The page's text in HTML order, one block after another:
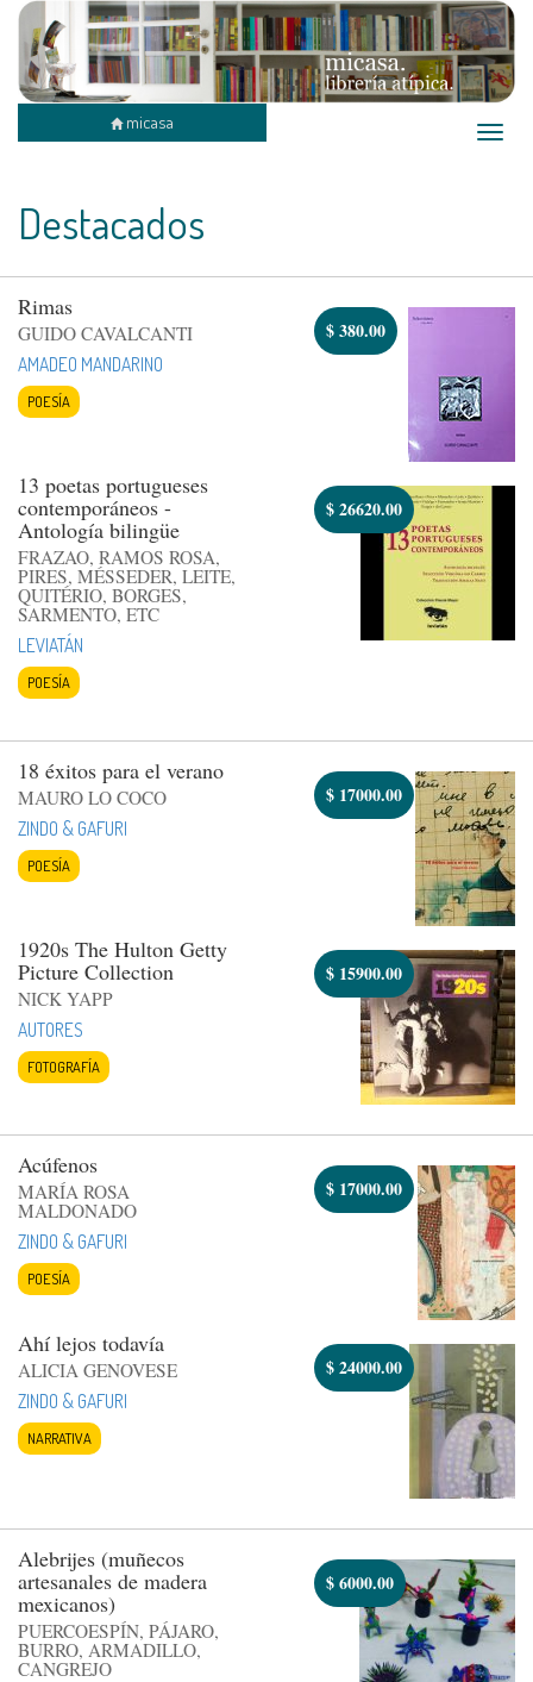
Toggle
micasa
Destacados
Rimas
GUIDO CAVALCANTI
AMADEO MANDARINO
POESÍA
$380.00
13 poetas portugueses
contemporáneos -
Antología bilingüe
FRAZAO, RAMOS ROSA,
PIRES, MÉSSEDER, LEITE,
QUITÉRIO, BORGES,
SARMENTO, ETC
LEVIATÁN
POESÍA
$26620.00
18 éxitos para el verano
MAURO LO COCO
ZINDO & GAFURI
POESÍA
$ 17000.00
1920s The Hulton Getty
Picture Collection
NICK YAPP
AUTORES
FOTOGRAFÍA
$ 15900.00
Acúfenos
MARÍA ROSA
MALDONADO
ZINDO & GAFURI
POESÍA
$ 17000.00
Ahí lejos todavía
ALICIA GENOVESE
ZINDO & GAFURI
NARRATIVA
$24000.00
Alebrijes (muñecos
artesanales de madera
mexicanos)
PUERCOESPÍN, PÁJARO,
BURRO, ARMADILLO,
CANGREJO
$6000.00